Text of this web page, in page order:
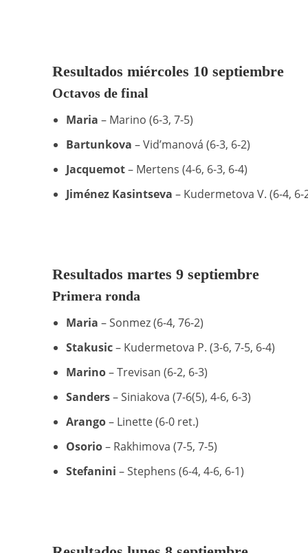
Resultados miércoles 10 septiembre
Octavos de final
Maria – Marino (6-3, 7-5)
Bartunkova – Vid’manová (6-3, 6-2)
Jacquemot– Mertens (4-6, 6-3, 6-4)
Jiménez Kasintseva – Kudermetova V. (6-4, 6-
Resultados martes 9 septiembre
Primera ronda
Maria – Sonmez (6-4, 76-2)
Stakusic– Kudermetova P. (3-6, 7-5, 6-4)
Marino– Trevisan (6-2, 6-3)
Sanders– Siniakova (7-6(5), 4-6, 6-3)
Arango– Linette (6-0 ret.)
Osorio– Rakhimova (7-5, 7-5)
Stefanini – Stephens (6-4, 4-6, 6-1)